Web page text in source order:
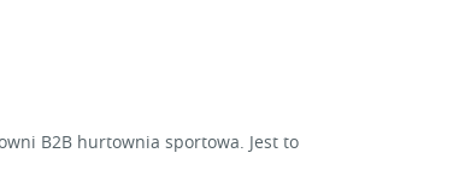
B2B hurtownia sportowa. Jest to